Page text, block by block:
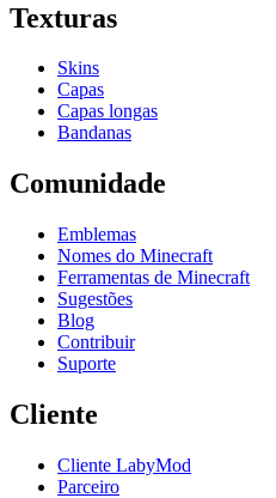
Texturas
Skins
Capas
Capas longas
Bandanas
Comunidade
Emblemas
Nomes do Minecraft
Ferramentas de Minecraft
Sugestões
Blog
Contribuir
Suporte
Cliente
Cliente LabyMod
Parceiro